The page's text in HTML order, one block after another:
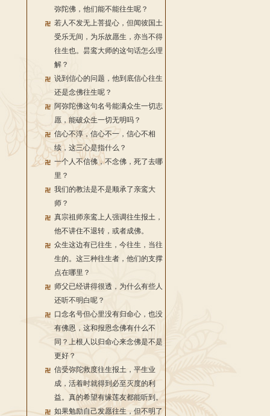
弥陀佛，他们能不能往生呢？
若人不发无上菩提心，但闻彼国土
受乐无间，为乐故愿生，亦当不得
往生也。昙鸾大师的这句话怎么理
解？
说到信心的问题，他到底信心往生
还是念佛往生呢？
阿弥陀佛这句名号能满众生一切志
愿，能破众生一切无明吗？
信心不淳，信心不一，信心不相
续，这三心是指什么？
一个人不信佛，不念佛，死了去哪
里？
我们的教法是不是顺承了亲鸾大
师？
真宗祖师亲鸾上人强调往生报土，
他不讲住不退转，或者成佛。
众生这边有已往生，今往生，当往
生的。这三种往生者，他们的支撑
点在哪里？
师父已经讲得很透，为什么有些人
还听不明白呢？
口念名号但心里没有归命心，也没
有佛恩，这和报恩念佛有什么不
同？上根人以归命心来念佛是不是
更好？
信受弥陀救度往生报土，平生业
成，活着时就得到必至灭度的利
益。真的希望有缘莲友都能听到。
如果勉励自己发愿往生，但不明了